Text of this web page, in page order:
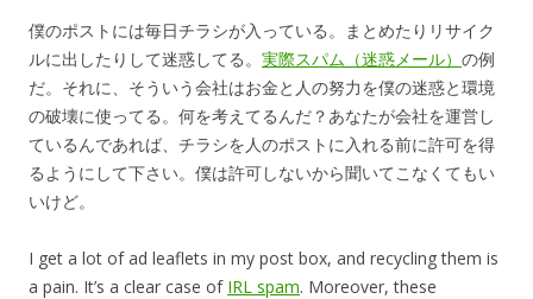
僕のポストには毎日チラシが入っている。まとめたりリサイク
ルに出したりして迷惑してる。 実際スパム（迷惑メール） の例
だ。それに、そういう会社はお金と人の努力を僕の迷惑と環境
の破壊に使ってる。何を考えてるんだ？あなたが会社を運営し
ているんであれば、チラシを人のポストに入れる前に許可を得
るようにして下さい。僕は許可しないから聞いてこなくてもい
いけど。
I get a lot of ad leaflets in my post box, and recycling them is
a pain. It’s a clear case of IRL spam. Moreover, these